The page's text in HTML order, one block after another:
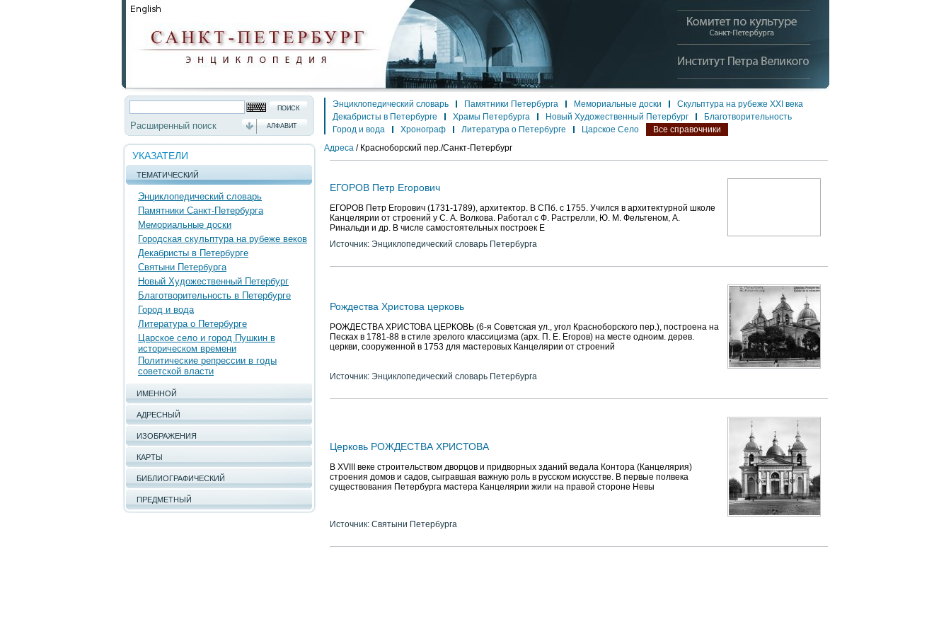
Расширенный поиск АЛФАВИТ
УКАЗАТЕЛИ
ТЕМАТИЧЕСКИЙ
Энциклопедический словарь
Памятники Санкт-Петербурга
Мемориальные доски
Городская скульптура на рубеже веков
Декабристы в Петербурге
Святыни Петербурга
Новый Художественный Петербург
Благотворительность в Петербурге
Город и вода
Литература о Петербурге
Царское село и город Пушкин в
историческом времени
Политические репрессии в годы
советской власти
ИМЕННОЙ
АДРЕСНЫЙ
ИЗОБРАЖЕНИЯ
КАРТЫ
БИБЛИОГРАФИЧЕСКИЙ
ПРЕДМЕТНЫЙ
Энциклопедический словарь Памятники Петербурга Мемориальные доски
Скульптура на рубеже XXI века
Декабристы в Петербурге
Храмы Петербурга Новый Художественный Петербург
Благотворительность
Город и вода
Хронограф Литература о Петербурге Царское Село
Все справочники
Адреса / Красноборский пер./Санкт-Петербург
ЕГОРОВ Петр Егорович
ЕГОРОВ Петр Егорович (1731-1789), архитектор. В СПб. с 1755. Учился в архитектурной школе
Канцелярии от строений у С. А. Волкова. Работал с Ф. Растрелли, Ю. М. Фельтеном, А.
Ринальди и др. В числе самостоятельных построек Е
Источник: Энциклопедический словарь Петербурга
Рождества Христова церковь
РОЖДЕСТВА ХРИСТОВА ЦЕРКОВЬ (6-я Советская ул., угол Красноборского пер.), построена на
Песках в 1781-88 в стиле зрелого классицизма (арх. П. Е. Егоров) на месте одноим. дерев.
церкви, сооруженной в 1753 для мастеровых Канцелярии от строений
Источник: Энциклопедический словарь Петербурга
Церковь РОЖДЕСТВА ХРИСТОВА
В XVIII веке строительством дворцов и придворных зданий ведала Контора (Канцелярия)
строения домов и садов, сыгравшая важную роль в русском искусстве. В первые полвека
существования Петербурга мастера Канцелярии жили на правой стороне Невы
Источник: Святыни Петербурга